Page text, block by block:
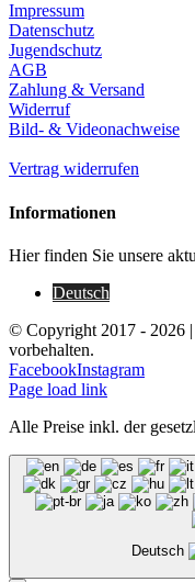
Impressum
Datenschutz
Jugendschutz
AGB
Zahlung & Versand
Widerruf
Bild- & Videonachweise
Vertrag widerrufen
Informationen
Hier finden Sie unsere
Deutsch
© Copyright 2017 - 2026
vorbehalten.
FacebookInstagram
Page load link
Alle Preise inkl. der
Deutsch